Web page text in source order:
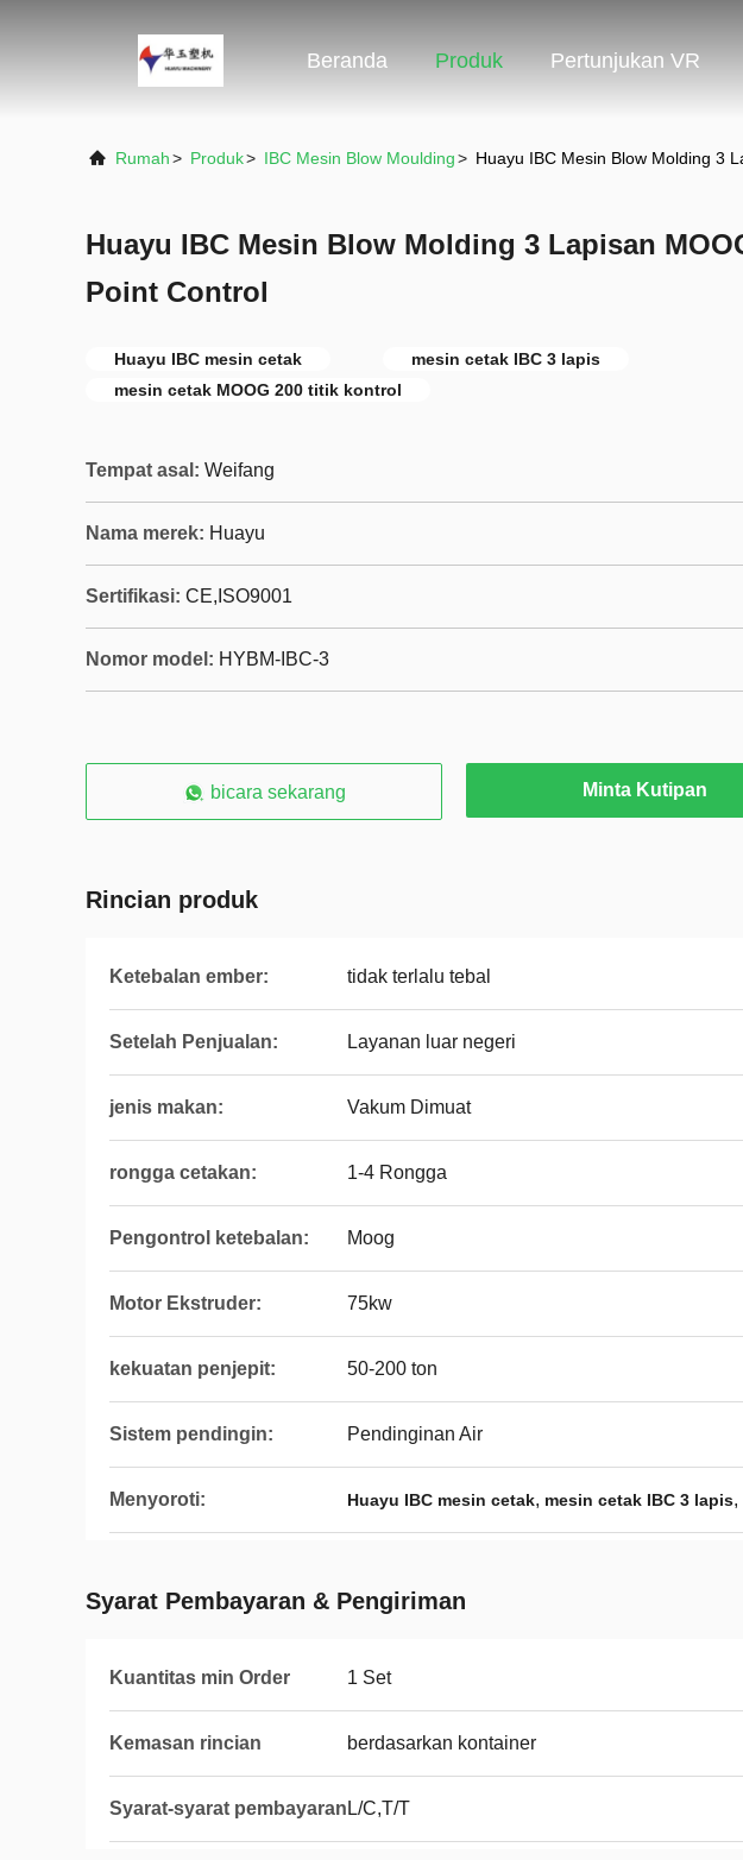
Beranda Produk Pertunjukan VR
Rumah> Produk> IBC Mesin Blow Moulding> Huayu IBC Mesin Blow Molding 3
Huayu IBC Mesin Blow Molding 3 Lapisan
Point Control
Huayu IBC mesin cetak
mesin cetak IBC 3 lapis
mesin cetak MOOG 200 titik kontrol
Tempat asal: Weifang
Nama merek: Huayu
Sertifikasi: CE,ISO9001
Nomor model: HYBM-IBC-3
bicara sekarang Minta Kutipan
Rincian produk
Ketebalan ember: tidak terlalu tebal
Setelah Penjualan: Layanan luar negeri
jenis makan: Vakum Dimuat
rongga cetakan: 1-4 Rongga
Pengontrol ketebalan: Moog
Motor Ekstruder: 75kw
kekuatan penjepit: 50-200 ton
Sistem pendingin: Pendinginan Air
Menyoroti: Huayu IBC mesin cetak, mesin cetak IBC 3 lapis,
Syarat Pembayaran & Pengiriman
Kuantitas min Order 1 Set
Kemasan rincian berdasarkan kontainer
Syarat-syarat pembayaran L/C,T/T